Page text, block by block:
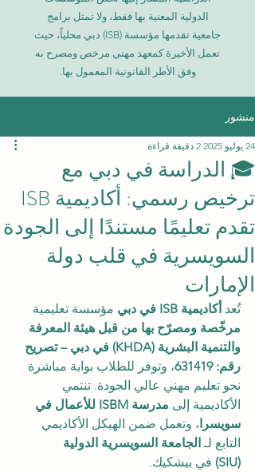
الدولية المعنية بها فقط، ولا تمثل برامج
جامعية تقدمها مؤسسة (ISB) دبي محلياً، حيث
تعمل الأخيرة كمعهد مهني مرخص ومصرح به
وفق الأطر القانونية المعمول بها.
منشور
🎓 الدراسة في دبي مع
ترخيص رسمي: أكاديمية ISB
تقدم تعليمًا مستندًا إلى الجودة
السويسرية في قلب دولة
الإمارات
24 يوليو 2025 2 دقيقة قراءة
تُعد أكاديمية ISB في دبي
مؤسسة تعليمية
مرخّصة ومصرّح بها من قبل هيئة المعرفة
والتنمية البشرية (KHDA) في دبي – تصريح
رقم: 631419
، وتوفر للطلاب بوابة مباشرة
نحو تعليم مهني عالي الجودة. تنتمي
الأكاديمية إلى
مدرسة ISBM للأعمال في
سويسرا، وتعمل ضمن الهيكل الأكاديمي
التابع لـ الجامعة السويسرية الدولية
(SIU)
في بيشكيك.